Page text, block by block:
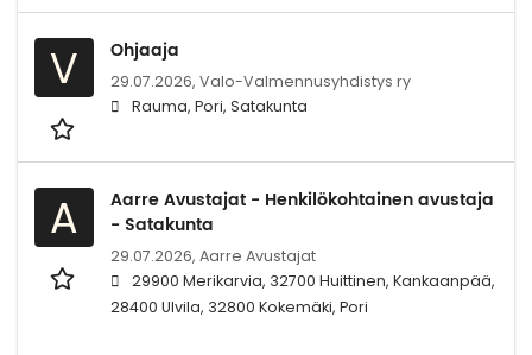
V Ohjaaja
29.07.2026, Valo-Valmennusyhdistys ry
Rauma, Pori, Satakunta
A
Aarre Avustajat - Henkilökohtainen avustaja
- Satakunta
29.07.2026, Aarre Avustajat
29900 Merikarvia, 32700 Huittinen, Kankaanpää,
28400 Ulvila, 32800 Kokemäki, Pori